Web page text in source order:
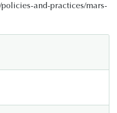
policies-and-practices/mars-